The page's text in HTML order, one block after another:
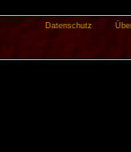
Datenschutz